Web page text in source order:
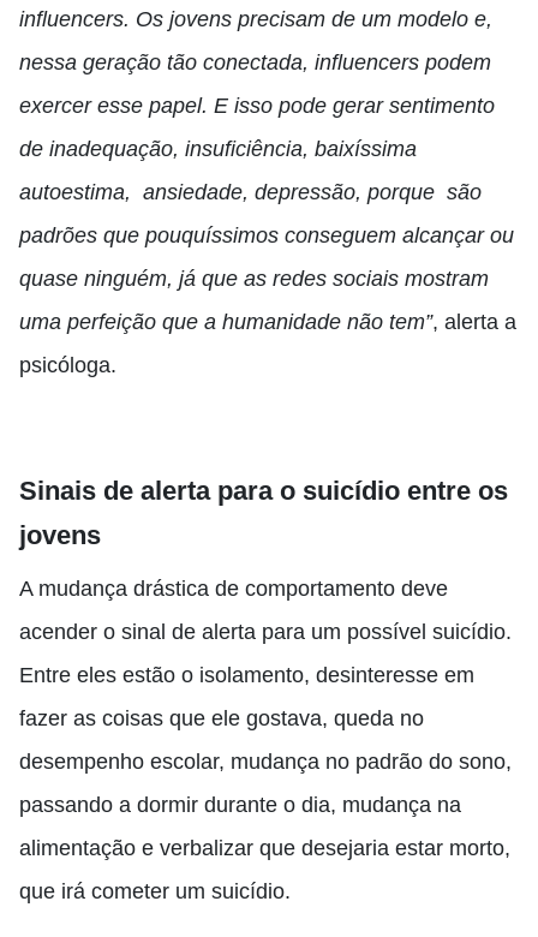
influencers. Os jovens precisam de um modelo e,
nessa geração tão conectada, influencers podem
exercer esse papel. E isso pode gerar sentimento
de inadequação, insuficiência, baixíssima
autoestima, ansiedade, depressão, porque são
padrões que pouquíssimos conseguem alcançar ou
quase ninguém, já que as redes sociais mostram
uma perfeição que a humanidade não tem”, alerta a
psicóloga.
Sinais de alerta para o suicídio entre os
jovens
A mudança drástica de comportamento deve
acender o sinal de alerta para um possível suicídio.
Entre eles estão o isolamento, desinteresse em
fazer as coisas que ele gostava, queda no
desempenho escolar, mudança no padrão do sono,
passando a dormir durante o dia, mudança na
alimentação e verbalizar que desejaria estar morto,
que irá cometer um suicídio.